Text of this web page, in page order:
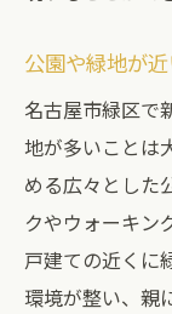
公園や緑地が
名古屋市緑区で
地が多いことは
める広々とした
クやウォーキン
戸建ての近くに
環境が整い、親